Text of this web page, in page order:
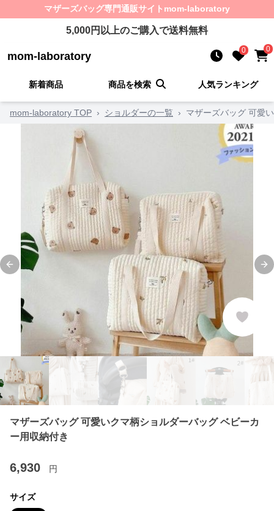
マザーズバッグ専門通販サイト mom-laboratory
5,000円以上のご購入で送料無料
mom-laboratory 0 0
新着商品 商品を検索 人気ランキング
mom-laboratory TOP › ショルダーの一覧 › マザーズバッグ 可愛
Previous slide
マザーズバッグ 可愛いクマ柄ショルダーバッグ ベビーカ
ー用収納付き
6,930 円
サイズ